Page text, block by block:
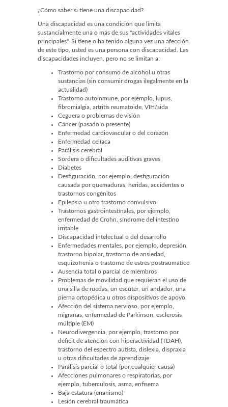
¿Cómo saber si tiene una discapacidad?
Una discapacidad es una condición que limita
sustancialmente una o más de sus "actividades vitales
principales". Si tiene o ha tenido alguna vez una afección
de este tipo, usted es una persona con discapacidad. Las
discapacidades incluyen, pero no se limitan a:
Trastorno por consumo de alcohol u otras
sustancias (sin consumir drogas ilegalmente en la
actualidad)
Trastorno autoinmune, por ejemplo, lupus,
fibromialgia, artritis reumatoide, VIH/sida
Ceguera o problemas de visión
Cáncer (pasado o presente)
Enfermedad cardiovascular o del corazón
Enfermedad celíaca
Parálisis cerebral
Sordera o dificultades auditivas graves
Diabetes
Desfiguración, por ejemplo, desfiguración
causada por quemaduras, heridas, accidentes o
trastornos congénitos
Epilepsia u otro trastorno convulsivo
Trastornos gastrointestinales, por ejemplo,
enfermedad de Crohn, síndrome del intestino
irritable
Discapacidad intelectual o del desarrollo
Enfermedades mentales, por ejemplo, depresión,
trastorno bipolar, trastorno de ansiedad,
esquizofrenia o trastorno de estrés postraumático
Ausencia total o parcial de miembros
Problemas de movilidad que requieran el uso de
una silla de ruedas, un escúter, un andador, una
pierna ortopédica u otros dispositivos de apoyo
Afección del sistema nervioso, por ejemplo,
migrañas, enfermedad de Parkinson, esclerosis
múltiple (EM)
Neurodivergencia, por ejemplo, trastorno por
déficit de atención con hiperactividad (TDAH),
trastorno del espectro autista, dislexia, dispraxia
u otras dificultades de aprendizaje
Parálisis parcial o total (por cualquier causa)
Afecciones pulmonares o respiratorias, por
ejemplo, tuberculosis, asma, enfisema
Baja estatura (enanismo)
Lesión cerebral traumática